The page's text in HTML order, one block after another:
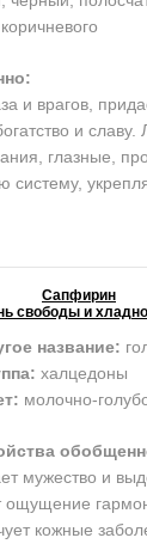
и врагов,
и славу.
глазные,
систему,
Сапфирин
свободы и
название:
халцедоны
молочно-
мужество и
ощущение
кожные